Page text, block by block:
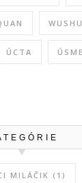
WUSHU
ÚCTA
MILÁČIK (1)